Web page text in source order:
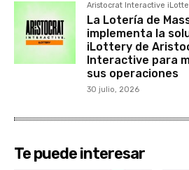
Aristocrat Interactive
La Lotería de
implementa la
iLottery de
Interactive para
sus operaciones
30 julio, 2026
Te puede interesar